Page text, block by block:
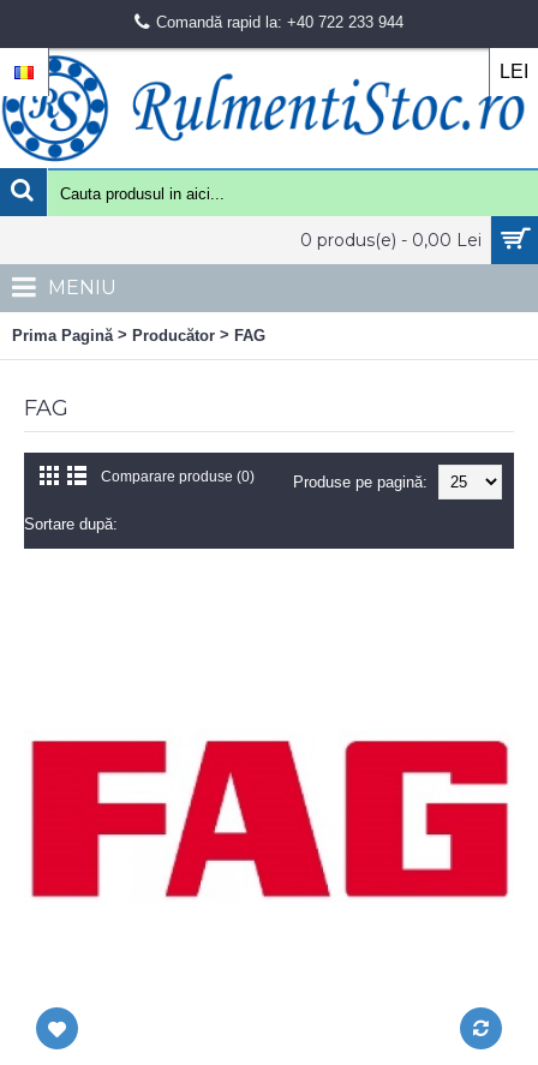
Comandă rapid la: +40 722 233 944
LEI
0 produs(e) - 0,00 Lei
MENIU
Prima Pagină > Producător > FAG
FAG
Comparare produse (0) Produse pe pagină:
Sortare după: